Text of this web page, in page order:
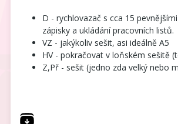
D - rychlovazač s cca 15
zápisky a ukládání pracovních listů.
VZ - jakýkoliv sešit, asi ideálně A5
HV - pokračovat v loňském sešitě (
Z,Př - sešit (jedno zda velký nebo